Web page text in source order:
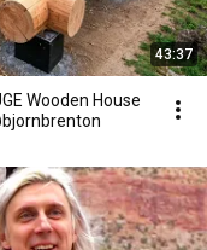
43:37
Wooden House